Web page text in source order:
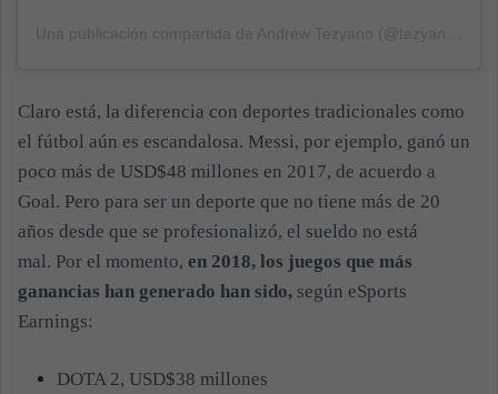
Claro está, la diferencia con deportes tradicionales como
el fútbol aún es escandalosa. Messi, por ejemplo, ganó un
poco más de USD$48 millones en 2017, de acuerdo a
Goal. Pero para ser un deporte que no tiene más de 20
años desde que se profesionalizó, el sueldo no está
mal. Por el momento, en 2018, los juegos que más
ganancias han generado han sido, según eSports
Earnings:
DOTA 2, USD$38 millones